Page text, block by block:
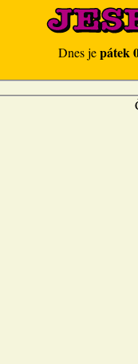
Dnes jepátek